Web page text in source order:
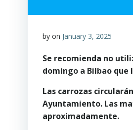
by on January 3, 2025
Se recomienda no
domingo a Bilbao
Las carrozas
Ayuntamiento. Las
aproximadamente.